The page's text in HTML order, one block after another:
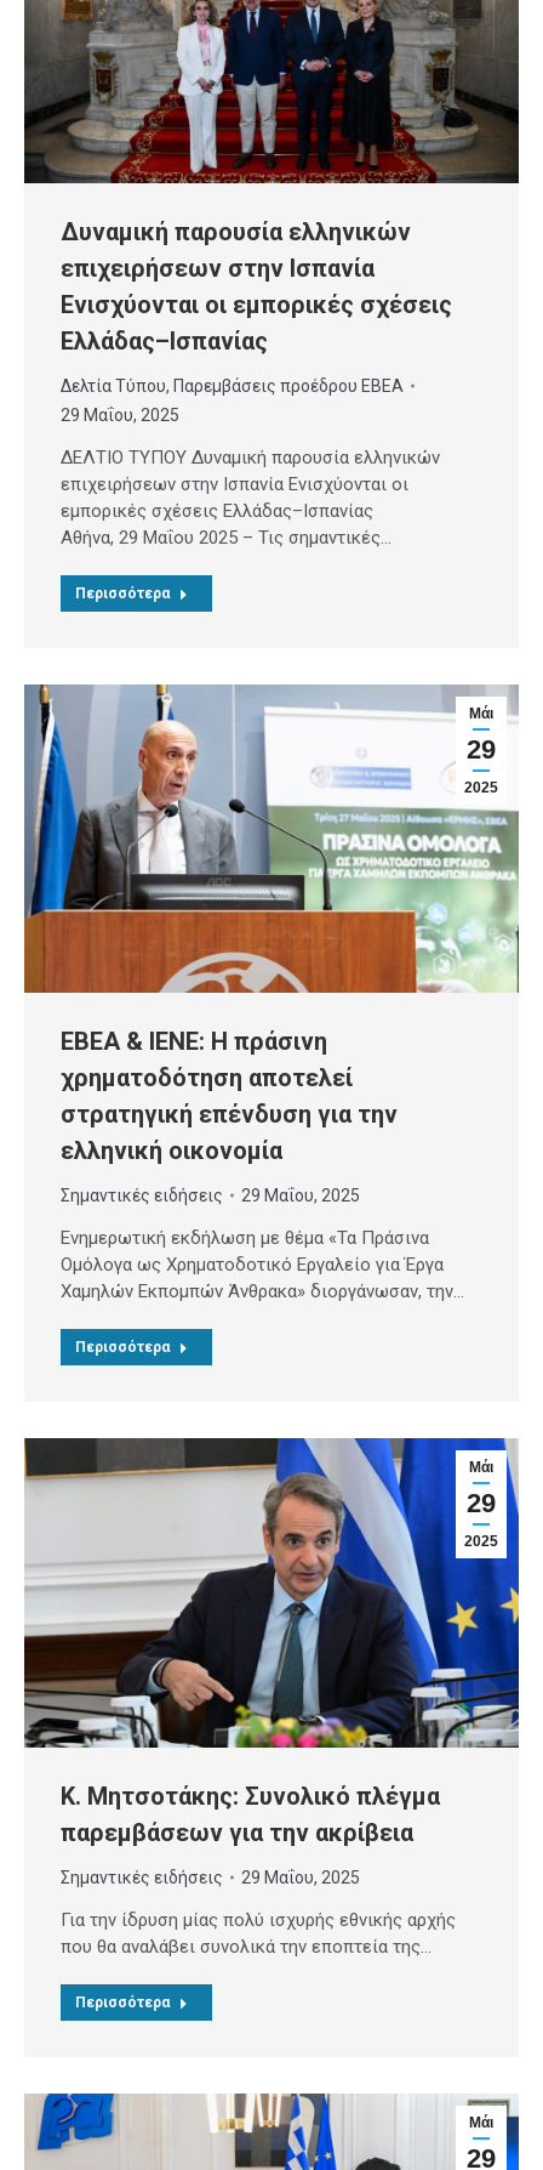
Δυναμική παρουσία ελληνικών
επιχειρήσεων στην Ισπανία
Ενισχύονται οι εμπορικές σχέσεις
Ελλάδας–Ισπανίας
Δελτία Τύπου, Παρεμβάσεις προέδρου ΕΒΕΑ
29 Μαΐου, 2025
ΔΕΛΤΙΟ ΤΥΠΟΥ Δυναμική παρουσία ελληνικών
επιχειρήσεων στην Ισπανία Ενισχύονται οι
εμπορικές σχέσεις Ελλάδας–Ισπανίας
Αθήνα, 29 Μαΐου 2025 – Τις σημαντικές…
Περισσότερα
Μάι
29
2025
ΕΒΕΑ & ΙΕΝΕ: Η πράσινη
χρηματοδότηση αποτελεί
στρατηγική επένδυση για την
ελληνική οικονομία
Σημαντικές ειδήσεις 29 Μαΐου, 2025
Ενημερωτική εκδήλωση με θέμα «Τα Πράσινα
Ομόλογα ως Χρηματοδοτικό Εργαλείο για Έργα
Χαμηλών Εκπομπών Άνθρακα» διοργάνωσαν, την…
Περισσότερα
Μάι
29
2025
Κ. Μητσοτάκης: Συνολικό πλέγμα
παρεμβάσεων για την ακρίβεια
Σημαντικές ειδήσεις 29 Μαΐου, 2025
Για την ίδρυση μίας πολύ ισχυρής εθνικής αρχής
που θα αναλάβει συνολικά την εποπτεία της…
Περισσότερα
Μάι
29